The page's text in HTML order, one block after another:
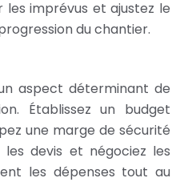
imprévus et ajustez le
du chantier.
aspect déterminant de
Établissez un budget
une marge de sécurité
devis et négociez les
les dépenses tout au